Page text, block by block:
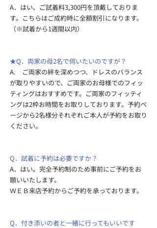
A．はい、ご試着料3,300円を頂戴しておりま
す。こちらはご成約時に全額割引になります。
（※試着から1週間以内）
★Q．両家の母2名で伺いたいのですが？
A. ご両家の絆を深めつつ、ドレスのバランス
が取りやすいので、ご両家のお母様でのフィッ
ティングはおすすめです。 ご両家のフィッティ
ングは2枠お時間をお取りしております。 予約ペ
ージから2名様分それぞれご本人が予約をお取り
ください。
Q．試着に予約は必要ですか？
A．はい。完全予約制のため事前にご予約をお
願いいたします。
ＷＥＢ来店予約からご予約を承っております。
Q．付き添いの者と一緒に行ってもいいです